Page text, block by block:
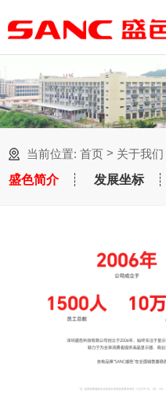
当前位置: 首页 > 关于我们
盛色简介
发展坐标